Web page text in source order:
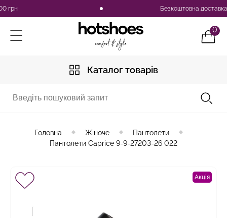
Безкоштовна доставка по
0
Каталог товарів
Головна Жіноче
Пантолети
Пантолети Caprice 9-9-27203-26 022
Акція